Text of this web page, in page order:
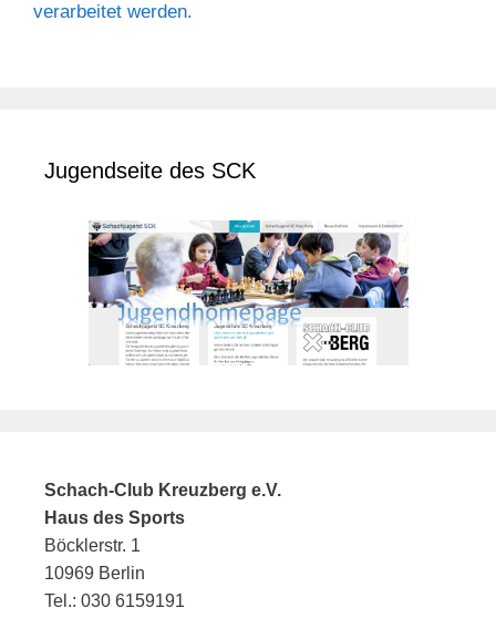
verarbeitet werden.
Jugendseite des SCK
Schach-Club Kreuzberg e.V.
Haus des Sports
Böcklerstr. 1
10969 Berlin
Tel.: 030 6159191